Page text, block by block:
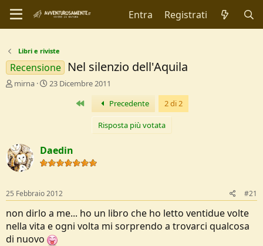
Entra Registrati
Libri e riviste
Recensione Nel silenzio dell'Aquila
C
r
e
D
s
c
u
s
s
mirna
D
I
n
i
i
o
23 Dicembre 2011
Primo Precedente 2 di 2
Risposta più votata
Daedin
25 Febbraio 2012 #21
non dirlo a me... ho un libro che ho letto ventidue volte
nella vita e ogni volta mi sorprendo a trovarci qualcosa
di nuovo